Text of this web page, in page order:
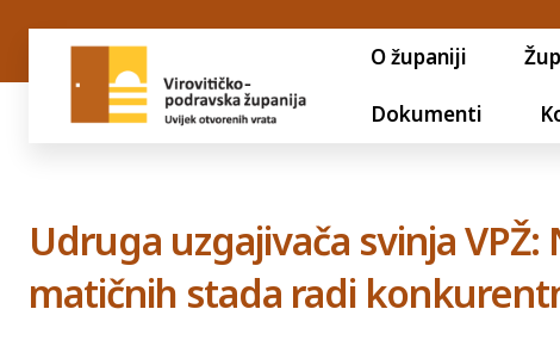
O županiji
Dokumenti
Udruga uzgajivača svinja
matičnih stada radi